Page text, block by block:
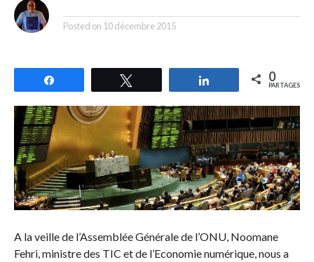
Posted on 10 décembre 2015
Partagez 0
PARTAGES
A la veille de l’Assemblée Générale de l’ONU, Noomane
Fehri, ministre des TIC et de l’Economie numérique, nous a